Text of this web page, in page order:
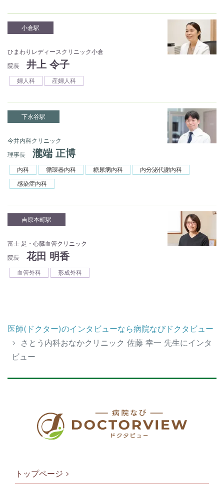
小倉駅
ひまわりレディースクリニック小倉
院長
井上 令子
婦人科 産婦人科
下永谷駅
今井内科クリニック
理事長
瀧端 正博
内科 循環器内科 糖尿病内科
内分泌代謝内科
感染症内科
吉原本町駅
富士 足・心臓血管クリニック
院長
花田 明香
血管外科 形成外科
医師(ドクター)のインタビューなら病院なびドクタビュー
さとう内科おなかクリニック 佐藤 幸一 先生にインタ
ビュー
トップページ